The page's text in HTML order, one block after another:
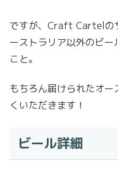
ですが、Craft Cartelの
ーストラリア以外のビ
こと。
もちろん届けられたオ
くいただきます！
ビール詳細